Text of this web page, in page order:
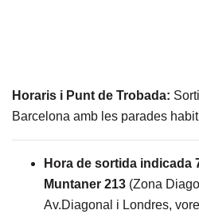
Horaris i Punt de Trobada:
Barcelona amb les parades
Hora de sortida indicada
Muntaner 213 (Zona
Av.Diagonal i Londres,